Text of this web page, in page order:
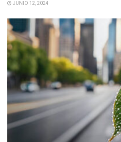
JUNIO 12, 2024